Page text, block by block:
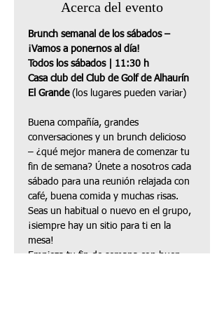
Acerca del evento
Brunch semanal de los sábados –
¡Vamos a ponernos al día!
Todos los sábados | 11:30 h
Casa club del Club de Golf de Alhaurín
El Grande (los lugares pueden variar)
Buena compañía, grandes
conversaciones y un brunch delicioso
– ¿qué mejor manera de comenzar tu
fin de semana? Únete a nosotros cada
sábado para una reunión relajada con
café, buena comida y muchas risas.
Seas un habitual o nuevo en el grupo,
¡siempre hay un sitio para ti en la
mesa!
Empieza tu fin de semana con buen